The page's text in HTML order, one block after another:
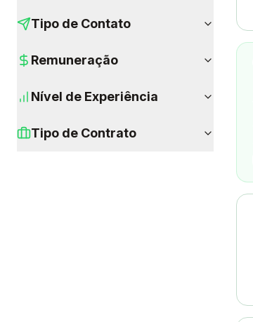
Tipo de Contato
Remuneração
Nível de Experiência
Tipo de Contrato